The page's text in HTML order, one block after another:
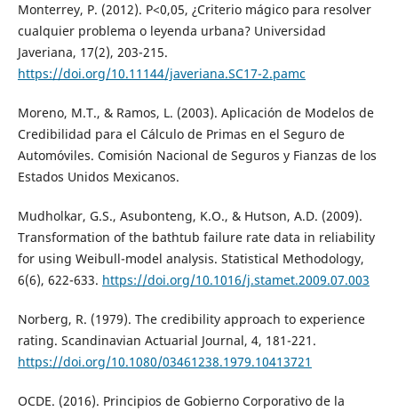
Monterrey, P. (2012). P<0,05, ¿Criterio mágico para resolver
cualquier problema o leyenda urbana? Universidad
Javeriana, 17(2), 203-215.
https://doi.org/10.11144/javeriana.SC17-2.pamc
Moreno, M.T., & Ramos, L. (2003). Aplicación de Modelos de
Credibilidad para el Cálculo de Primas en el Seguro de
Automóviles. Comisión Nacional de Seguros y Fianzas de los
Estados Unidos Mexicanos.
Mudholkar, G.S., Asubonteng, K.O., & Hutson, A.D. (2009).
Transformation of the bathtub failure rate data in reliability
for using Weibull-model analysis. Statistical Methodology,
6(6), 622-633. https://doi.org/10.1016/j.stamet.2009.07.003
Norberg, R. (1979). The credibility approach to experience
rating. Scandinavian Actuarial Journal, 4, 181-221.
https://doi.org/10.1080/03461238.1979.10413721
OCDE. (2016). Principios de Gobierno Corporativo de la